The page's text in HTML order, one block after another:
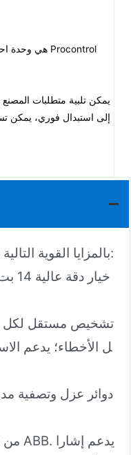
يمكن تلبية متطلبات
إلى استبدال فوري، يمكن
تتميز وحدة ABB 88VU01B-E بالمزايا القوية التالية:
ل الأخطاء؛ يدعم